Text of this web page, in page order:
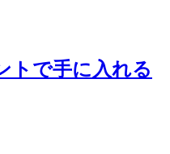
トで手に入れる